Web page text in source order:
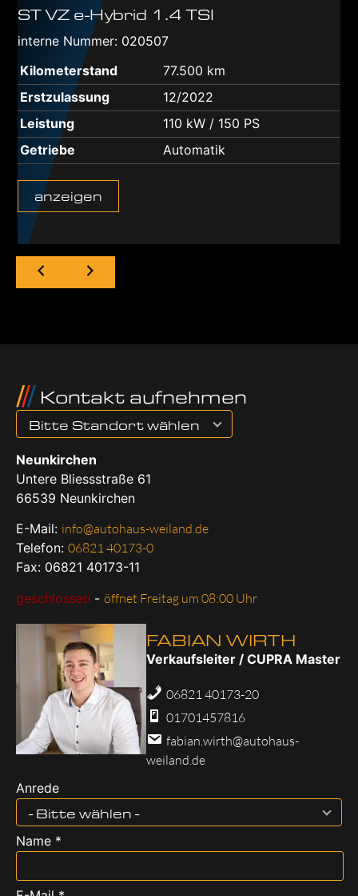
ST VZ e-Hybrid 1.4 TSI
interne Nummer: 020507
Kilometerstand
77.500 km
Erstzulassung
12/2022
Leistung
110 kW / 150 PS
Getriebe
Automatik
anzeigen
Kontakt aufnehmen
Bitte Standort wählen
Neunkirchen
Untere Bliessstraße 61
66539 Neunkirchen
E-Mail: info@autohaus-weiland.de
Telefon: 06821 40173-0
Fax: 06821 40173-11
geschlossen - öffnet Freitag um 08:00 Uhr
FABIAN WIRTH
Verkaufsleiter / CUPRA Master
06821 40173-20
01701457816
fabian.wirth@autohaus-
weiland.de
Anrede
- Bitte wählen -
Name *